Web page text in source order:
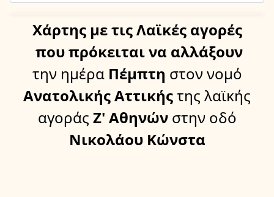
Χάρτης με τις Λαϊκές αγορές
που πρόκειται να αλλάξουν
την ημέραΠέμπτη στον νομό
Ανατολικής Αττικήςτης λαϊκής
αγοράς Ζ' Αθηνών στην οδό
Νικολάου Κώνστα